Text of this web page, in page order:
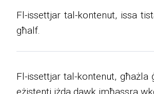
Fl-issettjar tal-kontenut, issa
għalf.
Fl-issettjar tal-kontenut,